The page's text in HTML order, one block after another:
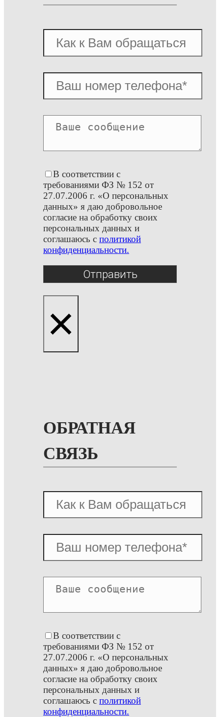
В соответствии с
требованиями ФЗ № 152 от
27.07.2006 г. «О персональных
данных» я даю добровольное
согласие на обработку своих
персональных данных и
соглашаюсь с политикой
конфиденциальности.
Отправить
×
ОБРАТНАЯ
СВЯЗЬ
В соответствии с
требованиями ФЗ № 152 от
27.07.2006 г. «О персональных
данных» я даю добровольное
согласие на обработку своих
персональных данных и
соглашаюсь с политикой
конфиденциальности.